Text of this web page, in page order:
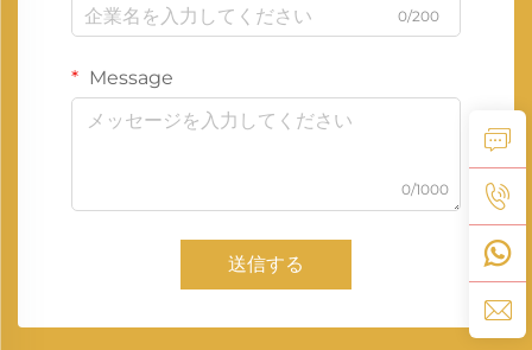
0/200
Message
0/1000
送信する